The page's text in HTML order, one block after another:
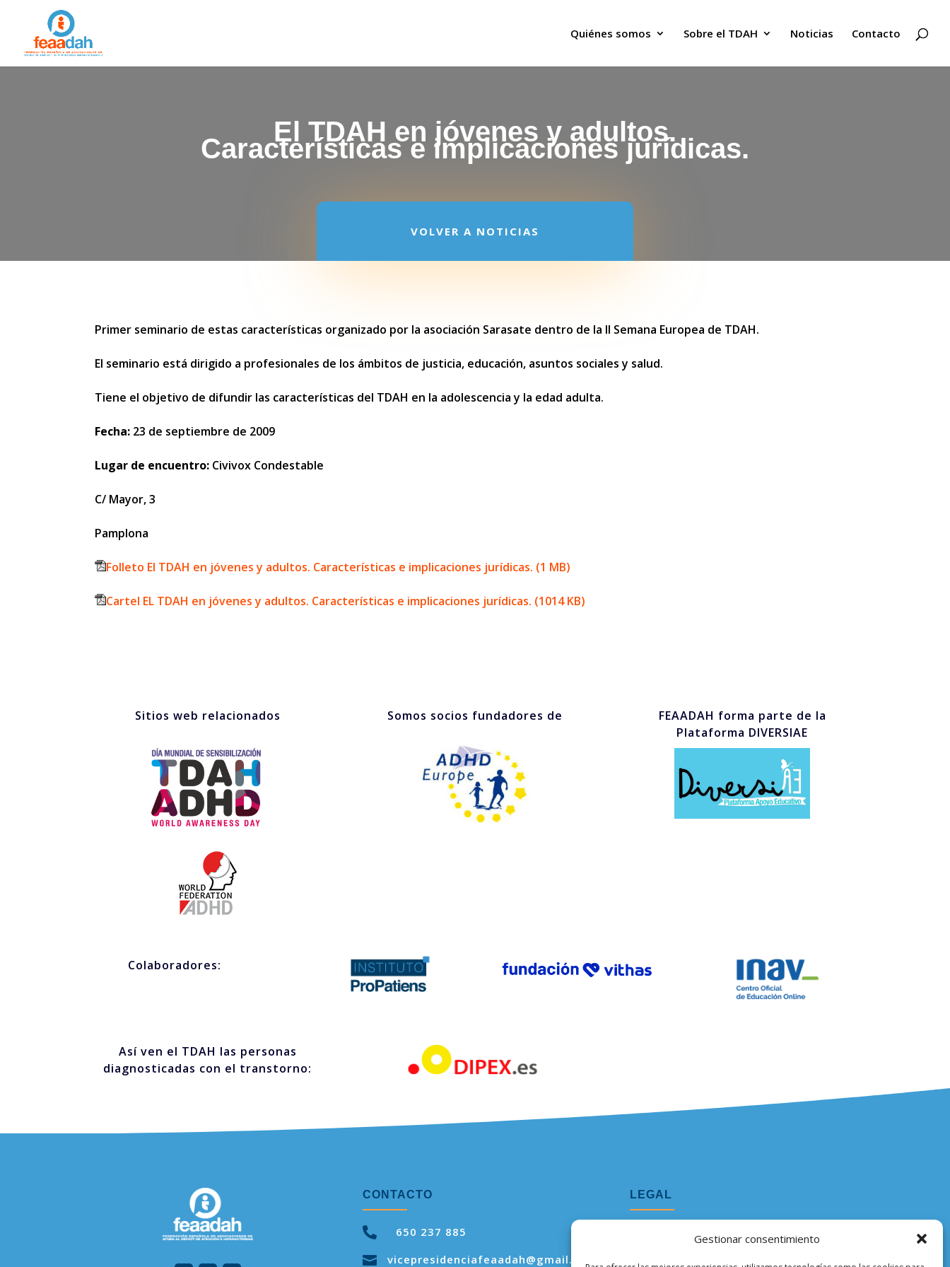
Gestionar consentimiento
Quiénes somos Sobre el TDAH Noticias Contacto
El TDAH en jóvenes y adultos.
Características e implicaciones jurídicas.
VOLVER A NOTICIAS
Primer seminario de estas características organizado por la asociación Sarasate dentro de la II Semana Europea de TDAH.
El seminario está dirigido a profesionales de los ámbitos de justicia, educación, asuntos sociales y salud.
Tiene el objetivo de difundir las características del TDAH en la adolescencia y la edad adulta.
Fecha: 23 de septiembre de 2009
Lugar de encuentro: Civivox Condestable
C/ Mayor, 3
Pamplona
Folleto El TDAH en jóvenes y adultos. Características e implicaciones jurídicas. (1 MB)
Cartel EL TDAH en jóvenes y adultos. Características e implicaciones jurídicas. (1014 KB)
Sitios web relacionados Somos socios fundadores de
FEAADAH forma parte de la
Plataforma DIVERSIAE
Colaboradores:
Así ven el TDAH las personas
diagnosticadas con el transtorno:
CONTACTO

650 237 885

vicepresidenciafeaadah@gmail.com
LEGAL